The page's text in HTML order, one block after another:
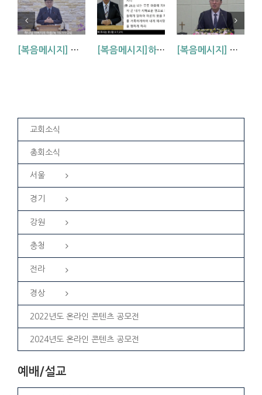
[복음메시지] 하나님 아버지의 마음 (눅15:11~24) [복음메시지]하나님이 입혀주시는 옷 (창 3:7,21) [복음메시지] 엘리야 때(사도시대)처럼 (왕하 2:1-14)
교회소식
총회소식
서울
경기
강원
충청
전라
경상
2022년도 온라인 콘텐츠 공모전
2024년도 온라인 콘텐츠 공모전
예배/설교